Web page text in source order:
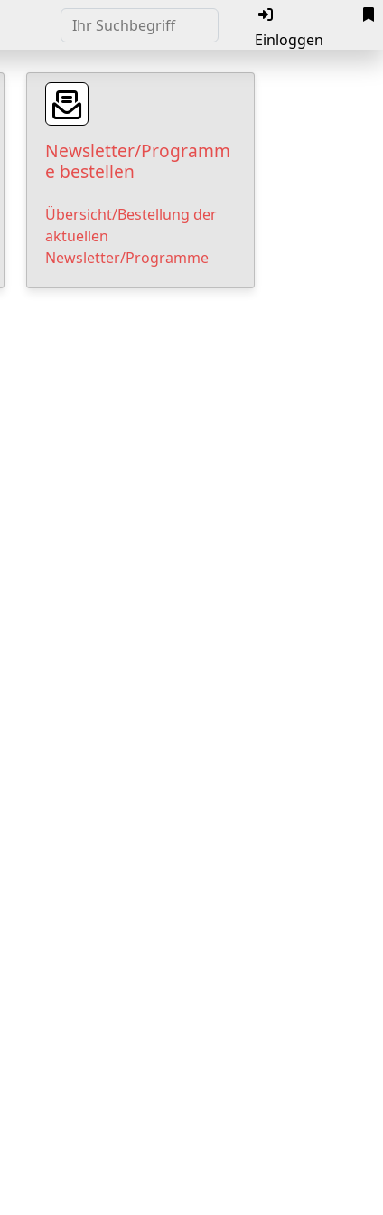
Einloggen
Newsletter/Programm
e bestellen
Übersicht/Bestellung der
aktuellen
Newsletter/Programme